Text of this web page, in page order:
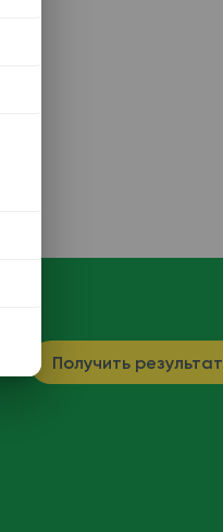
Получить результат